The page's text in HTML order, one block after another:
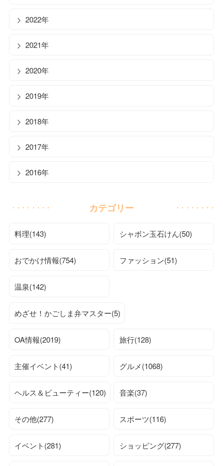
2022年
2021年
2020年
2019年
2018年
2017年
2016年
カテゴリー
料理(143) シャボン玉石けん(50)
おでかけ情報(754) ファッション(51)
温泉(142)
めざせ！かごしま弁マスター(5)
OA情報(2019) 旅行(128)
主催イベント(41) グルメ(1068)
ヘルス＆ビューティー(120) 音楽(37)
その他(277) スポーツ(116)
イベント(281) ショッピング(277)